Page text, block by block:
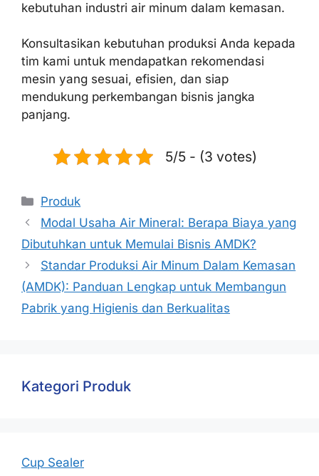
kebutuhan industri air minum dalam kemasan.
Konsultasikan kebutuhan produksi Anda kepada
tim kami untuk mendapatkan rekomendasi
mesin yang sesuai, efisien, dan siap
mendukung perkembangan bisnis jangka
panjang.
5/5 - (3 votes)
Produk
Modal Usaha Air Mineral: Berapa Biaya yang
Dibutuhkan untuk Memulai Bisnis AMDK?
Standar Produksi Air Minum Dalam Kemasan
(AMDK): Panduan Lengkap untuk Membangun
Pabrik yang Higienis dan Berkualitas
Kategori Produk
Cup Sealer